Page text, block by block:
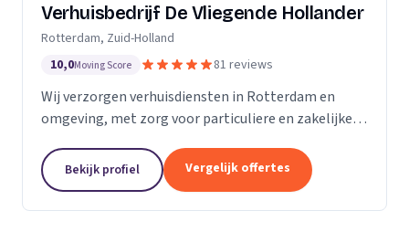
Verhuisbedrijf De Vliegende Hollander
Rotterdam, Zuid-Holland
10,0Moving Score 81 reviews
Wij verzorgen verhuisdiensten in Rotterdam en
omgeving, met zorg voor particuliere en zakelijke
Bekijk profiel Vergelijk offertes